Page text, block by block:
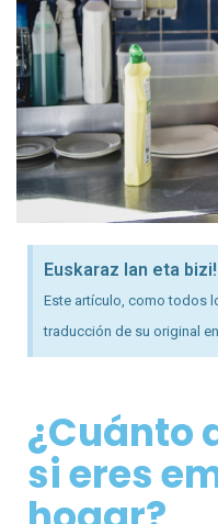
Euskaraz lan eta bizi!
Este artículo, como todos
traducción de su original en
¿Cuánto
si eres